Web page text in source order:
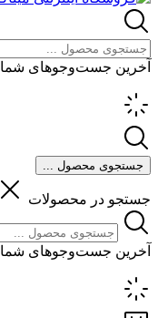
آخرین جست‌وجوهای شما
جستجوی محصول ...
جستجو در محصولات
آخرین جست‌وجوهای شما